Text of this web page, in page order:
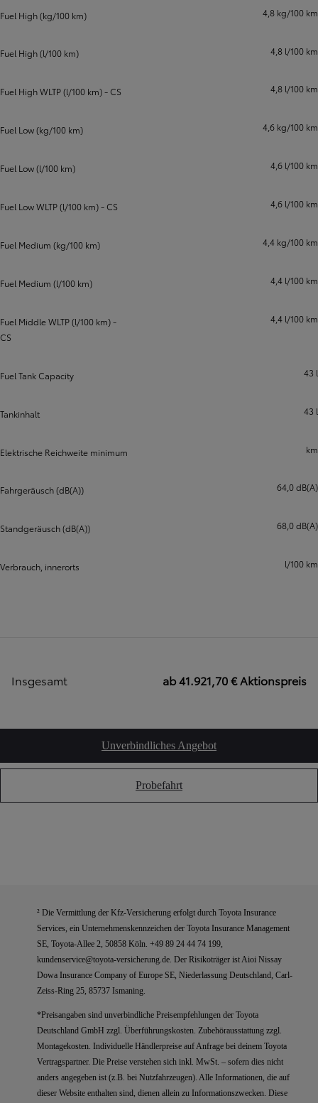
Fuel High (kg/100 km) 4,8 kg/100 km
Fuel High (l/100 km) 4,8 l/100 km
Fuel High WLTP (l/100 km) - CS 4,8 l/100 km
Fuel Low (kg/100 km) 4,6 kg/100 km
Fuel Low (l/100 km) 4,6 l/100 km
Fuel Low WLTP (l/100 km) - CS 4,6 l/100 km
Fuel Medium (kg/100 km) 4,4 kg/100 km
Fuel Medium (l/100 km) 4,4 l/100 km
Fuel Middle WLTP (l/100 km) -
CS
4,4 l/100 km
Fuel Tank Capacity 43 l
Tankinhalt 43 l
Elektrische Reichweite minimum km
Fahrgeräusch (dB(A)) 64,0 dB(A)
Standgeräusch (dB(A)) 68,0 dB(A)
Verbrauch, innerorts l/100 km
Insgesamt ab 41.921,70 € Aktionspreis
Unverbindliches Angebot
Probefahrt
² Die Vermittlung der Kfz-Versicherung erfolgt durch Toyota Insurance
Services, ein Unternehmenskennzeichen der Toyota Insurance Management
SE, Toyota-Allee 2, 50858 Köln. +49 89 24 44 74 199,
kundenservice@toyota-versicherung.de. Der Risikoträger ist Aioi Nissay
Dowa Insurance Company of Europe SE, Niederlassung Deutschland, Carl-
Zeiss-Ring 25, 85737 Ismaning.
*Preisangaben sind unverbindliche Preisempfehlungen der Toyota
Deutschland GmbH zzgl. Überführungskosten. Zubehörausstattung zzgl.
Montagekosten. Individuelle Händlerpreise auf Anfrage bei deinem Toyota
Vertragspartner. Die Preise verstehen sich inkl. MwSt. – sofern dies nicht
anders angegeben ist (z.B. bei Nutzfahrzeugen). Alle Informationen, die auf
dieser Website enthalten sind, dienen allein zu Informationszwecken. Diese